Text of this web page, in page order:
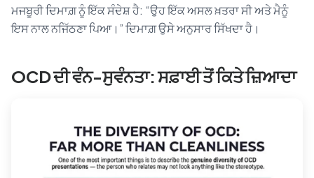
ਮਜਬੂਰੀ ਦਿਮਾਗ਼ ਨੂੰ ਇੱਕ ਸੰਦੇਸ਼ ਹੈ: “ਉਹ ਇੱਕ ਅਸਲ ਖ਼ਤਰਾ ਸੀ ਅਤੇ ਮੈਨੂੰ
ਇਸ ਨਾਲ ਨਜਿੱਠਣਾ ਪਿਆ।” ਦਿਮਾਗ਼ ਉਸੇ ਅਨੁਸਾਰ ਸਿੱਖਦਾ ਹੈ।
OCD ਦੀ ਵੰਨ-ਸੁਵੰਨਤਾ: ਸਫ਼ਾਈ ਤੋਂ ਕਿਤੇ ਜ਼ਿਆਦਾ